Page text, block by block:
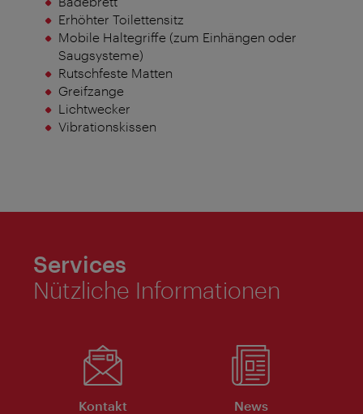
Erhöhter Toilettensitz
Mobile Haltegriffe (zum Einhängen oder
Saugsysteme)
Rutschfeste Matten
Greifzange
Lichtwecker
Vibrationskissen
Services
Nützliche Informationen
Kontakt News